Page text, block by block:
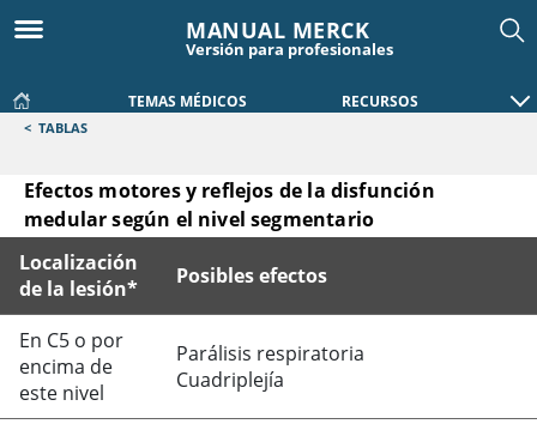
MANUAL MERCK
Versión para profesionales
TEMAS MÉDICOS RECURSOS
< TABLAS
Efectos motores y reflejos de la disfunción
medular según el nivel segmentario
Efectos motores y reflejos de la disfunción medular según
Localización
de la lesión*
Posibles efectos
En C5 o por
encima de
este nivel
Parálisis respiratoria
Cuadriplejía